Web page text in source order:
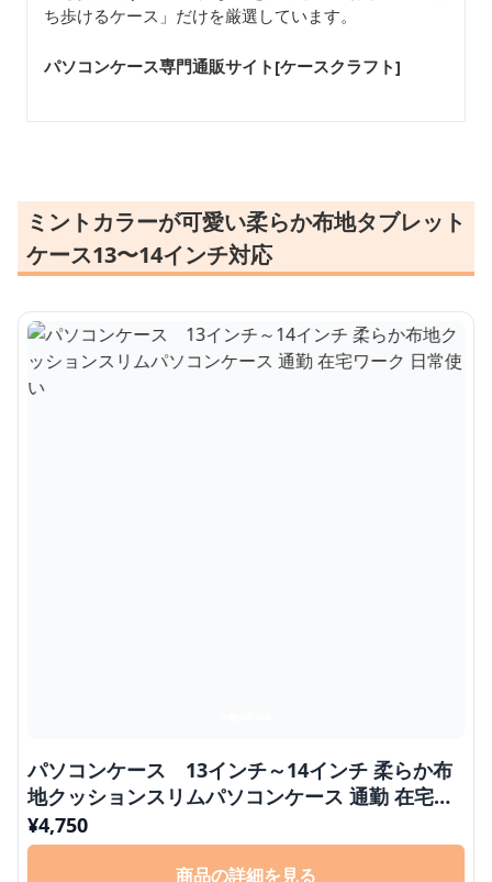
ち歩けるケース」だけを厳選しています。
パソコンケース専門通販サイト[ケースクラフト]
ミントカラーが可愛い柔らか布地タブレット
ケース13〜14インチ対応
パソコンケース 13インチ～14インチ 柔らか布
地クッションスリムパソコンケース 通勤 在宅ワ
ーク 日常使い
¥4,750
商品の詳細を見る